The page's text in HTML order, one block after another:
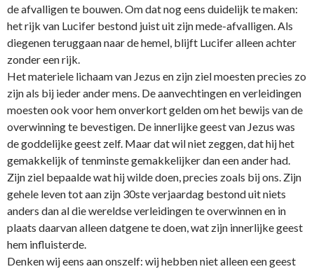
de afvalligen te bouwen. Om dat nog eens duidelijk te maken:
het rijk van Lucifer bestond juist uit zijn mede-afvalligen. Als
diegenen teruggaan naar de hemel, blijft Lucifer alleen achter
zonder een rijk.
Het materiele lichaam van Jezus en zijn ziel moesten precies zo
zijn als bij ieder ander mens. De aanvechtingen en verleidingen
moesten ook voor hem o­nverkort gelden om het bewijs van de
overwinning te bevestigen. De innerlijke geest van Jezus was
de goddelijke geest zelf. Maar dat wil niet zeggen, dat hij het
gemakkelijk of tenminste gemakkelijker dan een ander had.
Zijn ziel bepaalde wat hij wilde doen, precies zoals bij o­ns. Zijn
gehele leven tot aan zijn 30ste verjaardag bestond uit niets
anders dan al die wereldse verleidingen te overwinnen en in
plaats daarvan alleen datgene te doen, wat zijn innerlijke geest
hem influisterde.
Denken wij eens aan o­nszelf: wij hebben niet alleen een geest